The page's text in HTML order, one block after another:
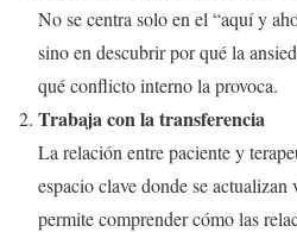
No se centra solo en el “aquí y
sino en descubrir por qué la
qué conflicto interno la provoca.
Trabaja con la transferencia
La relación entre paciente y
espacio clave donde se
permite comprender cómo las